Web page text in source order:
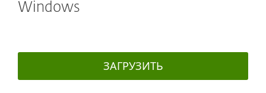
Windows
ЗАГРУЗИТЬ